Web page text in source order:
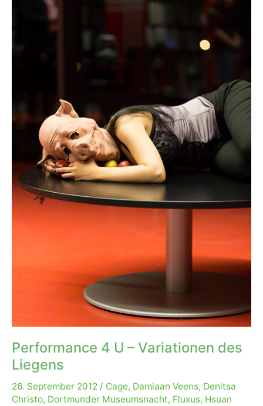
Performance 4 U – Variationen des
Liegens
26. September 2012 / Cage, Damiaan Veens, Denitsa
Christo, Dortmunder Museumsnacht, Fluxus, Hsuan